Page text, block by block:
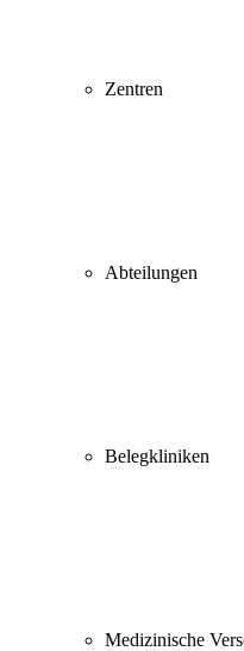
Zentren
Abteilungen
Belegkliniken
Medizinische